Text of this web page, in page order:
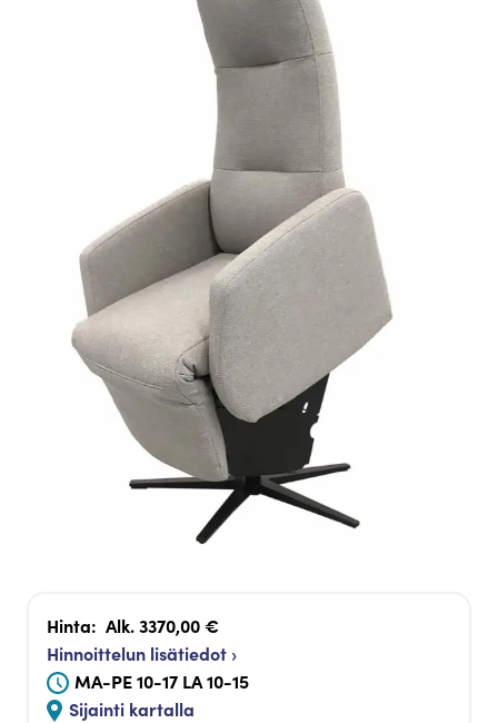
Hinta: Alk. 3370,00 €
Hinnoittelun lisätiedot ›
MA-PE 10-17 LA 10-15
Sijainti kartalla